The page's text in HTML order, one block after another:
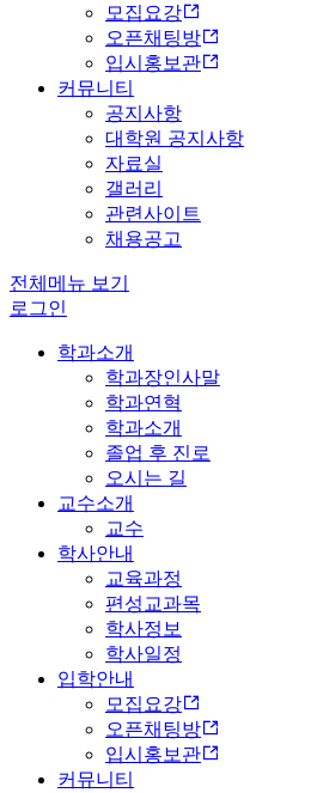
모집요강
오픈채팅방
입시홍보관
커뮤니티
공지사항
대학원 공지사항
자료실
갤러리
관련사이트
채용공고
전체메뉴 보기
로그인
학과소개
학과장인사말
학과연혁
학과소개
졸업 후 진로
오시는 길
교수소개
교수
학사안내
교육과정
편성교과목
학사정보
학사일정
입학안내
모집요강
오픈채팅방
입시홍보관
커뮤니티